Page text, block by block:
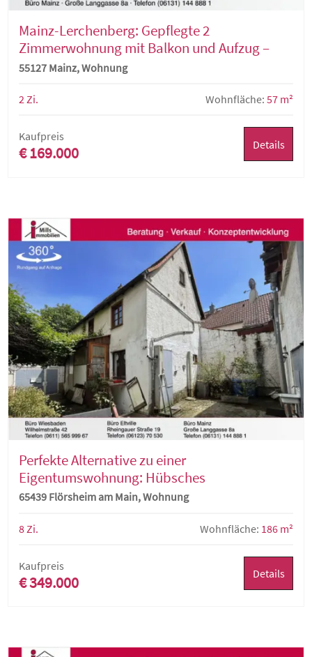
Mainz-Lerchenberg: Gepflegte 2
Zimmerwohnung mit Balkon und Aufzug –
ideal als Kapitalanlage oder zur
55127 Mainz, Wohnung
2 Zi. Wohnfläche: 57 m²
Kaufpreis
€ 169.000 Details
Perfekte Alternative zu einer
Eigentumswohnung: Hübsches
Einfamilienhaus + weitere Wohnung
65439 Flörsheim am Main, Wohnung
8 Zi. Wohnfläche: 186 m²
Kaufpreis
€ 349.000 Details